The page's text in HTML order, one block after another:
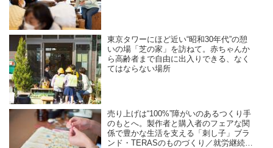
東京タワーにほど近い“昭和30年代”の憩
いの場「芝の家」を訪ねて。赤ちゃんか
ら高齢者まで自由に出入りできる、なく
てはならない場所
売り上げは“100%”障がいのあるつくり手
のもとへ。製作者と購入者のフェアな関
係で豊かな生活を支える「刺し子」ブラ
ンド・TERASのものづくり／就労継続支